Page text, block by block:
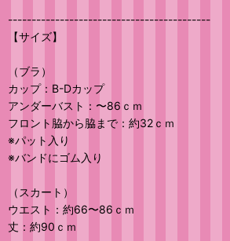
-------------------------------------------
【サイズ】
（ブラ）
カップ：B-Dカップ
アンダーバスト：〜86ｃｍ
フロント脇から脇まで：約32ｃｍ
※パット入り
※バンドにゴム入り
（スカート）
ウエスト：約66〜86ｃｍ
丈：約90ｃｍ